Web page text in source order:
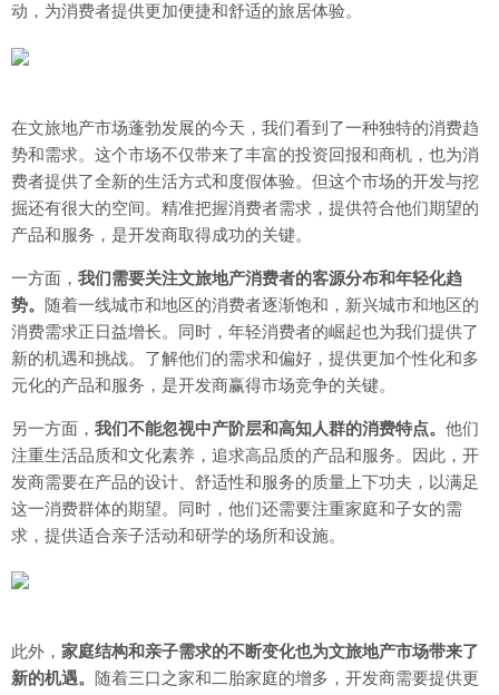
动，为消费者提供更加便捷和舒适的旅居体验。
在文旅地产市场蓬勃发展的今天，我们看到了一种独特的消费趋
势和需求。这个市场不仅带来了丰富的投资回报和商机，也为消
费者提供了全新的生活方式和度假体验。但这个市场的开发与挖
掘还有很大的空间。精准把握消费者需求，提供符合他们期望的
产品和服务，是开发商取得成功的关键。
一方面， 我们需要关注文旅地产消费者的客源分布和年轻化趋
势。
随着一线城市和地区的消费者逐渐饱和，新兴城市和地区的
消费需求正日益增长。同时，年轻消费者的崛起也为我们提供了
新的机遇和挑战。了解他们的需求和偏好，提供更加个性化和多
元化的产品和服务，是开发商赢得市场竞争的关键。
另一方面， 我们不能忽视中产阶层和高知人群的消费特点。 他们
注重生活品质和文化素养，追求高品质的产品和服务。因此，开
发商需要在产品的设计、舒适性和服务的质量上下功夫，以满足
这一消费群体的期望。同时，他们还需要注重家庭和子女的需
求，提供适合亲子活动和研学的场所和设施。
此外， 家庭结构和亲子需求的不断变化也为文旅地产市场带来了
新的机遇。
随着三口之家和二胎家庭的增多，开发商需要提供更